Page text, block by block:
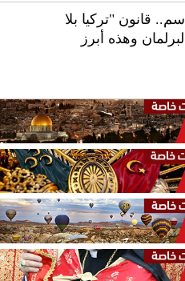
قانون "تركيا بلا
وهذه أبرز